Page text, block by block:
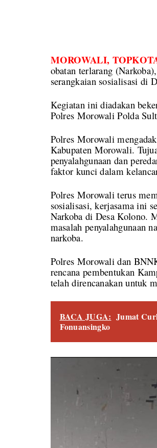
MOROWALI,
obatan terlarang
serangkaian sosialisasi di
Kegiatan ini diadakan
Polres Morowali Polda
Polres Morowali
Kabupaten Morowali.
penyalahgunaan dan
faktor kunci dalam
Polres Morowali terus
sosialisasi, kerjasama ini
Narkoba di Desa Kolono.
masalah penyalahgunaan
narkoba.
Polres Morowali dan
rencana pembentukan
telah direncanakan untuk
BACA JUGA: Jumat
Fonuansingko